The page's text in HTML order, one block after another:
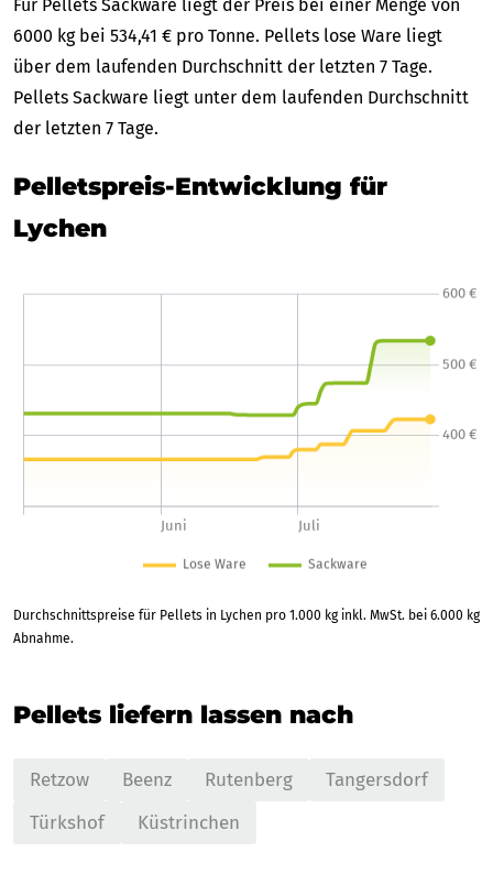
Für Pellets Sackware liegt der Preis bei einer Menge von
6000 kg bei 534,41 € pro Tonne. Pellets lose Ware liegt
über dem laufenden Durchschnitt der letzten 7 Tage.
Pellets Sackware liegt unter dem laufenden Durchschnitt
der letzten 7 Tage.
Pelletspreis-Entwicklung für
Lychen
Durchschnittspreise für Pellets in Lychen pro 1.000 kg inkl. MwSt. bei 6.000 kg
Abnahme.
Pellets liefern lassen nach
Retzow Beenz Rutenberg
Tangersdorf
Türkshof
Küstrinchen